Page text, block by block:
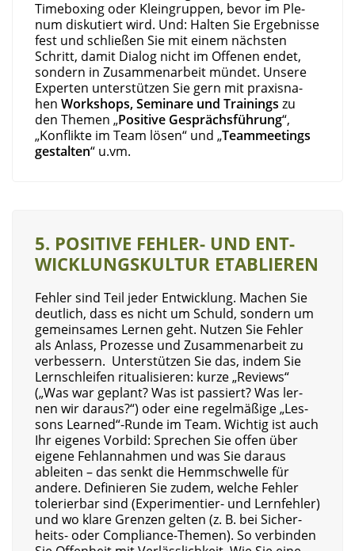
Time­boxing oder Klein­grup­pen, bevor im Ple­
num dis­ku­tiert wird. Und: Hal­ten Sie Ergeb­nis­se
fest und schlie­ßen Sie mit einem nächs­ten
Schritt, damit Dia­log nicht im Offe­nen endet,
son­dern in Zusam­men­ar­beit mün­det. Unse­re
Exper­ten unter­stüt­zen Sie gern mit pra­xis­na­
hen Work­shops, Semi­na­re und Trai­nings zu
den The­men „Posi­ti­ve Gesprächs­füh­rung“,
„Kon­flik­te im Team lösen“ und „Team­mee­tings
gestal­ten“ u.vm.
5. POSI­TI­VE FEH­LER- UND ENT­
WICK­LUNGS­KUL­TUR ETABLIEREN
Feh­ler sind Teil jeder Ent­wick­lung. Machen Sie
deut­lich, dass es nicht um Schuld, son­dern um
gemein­sa­mes Ler­nen geht. Nut­zen Sie Feh­ler
als Anlass, Pro­zes­se und Zusam­men­ar­beit zu
ver­bes­sern. Unter­stüt­zen Sie das, indem Sie
Lern­schlei­fen ritua­li­sie­ren: kur­ze „Reviews“
(„Was war geplant? Was ist pas­siert? Was ler­
nen wir dar­aus?“) oder eine regel­mä­ßi­ge „Les­
sons Learned“-Runde im Team. Wich­tig ist auch
Ihr eige­nes Vor­bild: Spre­chen Sie offen über
eige­ne Fehl­an­nah­men und was Sie dar­aus
ablei­ten – das senkt die Hemm­schwel­le für
ande­re. Defi­nie­ren Sie zudem, wel­che Feh­ler
tole­rier­bar sind (Expe­ri­men­tier- und Lern­feh­ler)
und wo kla­re Gren­zen gel­ten (z. B. bei Sicher­
heits- oder Com­pli­ance-The­men). So ver­bin­den